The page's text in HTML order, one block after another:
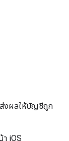
ส่งผลให้บัญชีถูก
iOS